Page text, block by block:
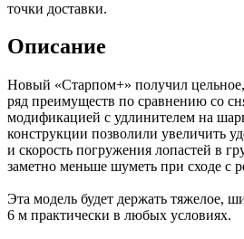
точки доставки.
Описание
Новый «Старпом+» получил
ряд преимуществ по сравнению со
модификацией с удлинителем на
конструкции позволили увеличить
и скорость погружения лопастей в
заметно меньше шуметь при сходе с
Эта модель будет держать тяжелое,
6 м практически в любых условиях.